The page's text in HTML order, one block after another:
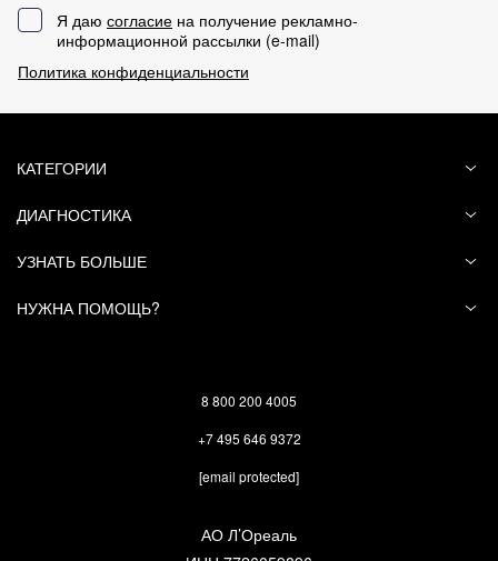
Я даю согласие на получение рекламно-
информационной рассылки (e-mail)
Политика конфиденциальности
8 800 200 4005
+7 495 646 9372
[email protected]
АО Л’Ореаль
КАТЕГОРИИ
ДИАГНОСТИКА
УЗНАТЬ БОЛЬШЕ
НУЖНА ПОМОЩЬ?